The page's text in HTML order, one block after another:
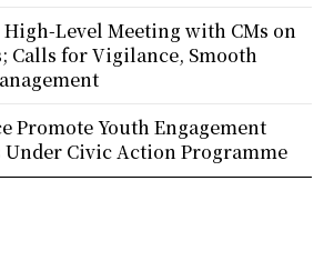
Level Meeting with CMs on
Calls for Vigilance, Smooth
Promote Youth Engagement
Civic Action Programme